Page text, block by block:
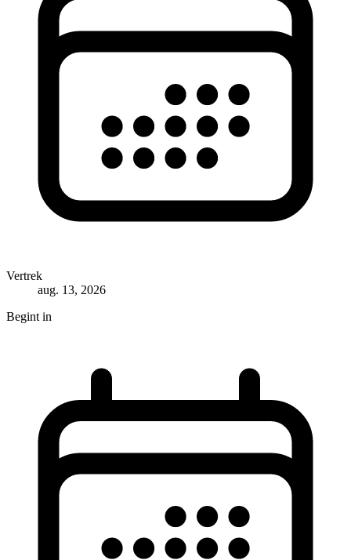
Vertrek
aug. 13, 2026
Begint in